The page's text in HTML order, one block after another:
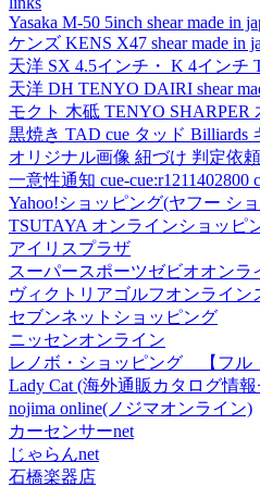
Yasaka M-50 5inch shear made in
ケンズ KENS X47 shear made in
天洋 SX 4.5インチ・ K 4インチ
天洋 DH TENYO DAIRI shear
モクト 木砥 TENYO
黒焼き TAD cue タッド Billiards
オリジナル画像 紐づけ 判定依頼
一意性通知 cue-cue:r1211402800
Yahoo!ショッピング(ヤフー シ
TSUTAYA オンラインショッピ
アイリスプラザ
スーパースポーツゼビオオンラ
ヴィクトリアゴルフオンライン
セブンネットショッピング
ニッセンオンライン
レノボ・ショッピング 【フル
Lady Cat (海外通販カタログ情
nojima online(ノジマオンライン)
カーセンサーnet
じゃらんnet
石橋楽器店